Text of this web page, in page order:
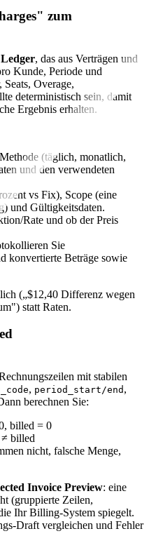
zum
, das aus Verträgen und
Kunde, Periode und
Overage,
deterministisch sein, damit
Ergebnis erhalten.
(täglich, monatlich,
und den verwendeten
vs Fix), Scope (eine
und Gültigkeitsdaten.
Rate und ob der Preis
Sie
konvertierte Beträge sowie
(„$12,40 Differenz wegen
statt Raten.
mit stabilen
, period_start/end ,
berechnen Sie:
billed = 0
≠ billed
nicht, falsche Menge,
Invoice Preview: eine
(gruppierte Zeilen,
Ihr Billing‑System spiegelt.
vergleichen und Fehler